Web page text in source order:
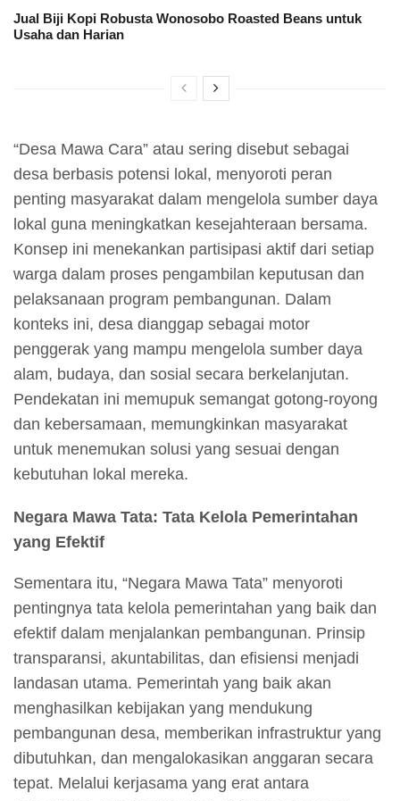
Jual Biji Kopi Robusta Wonosobo Roasted Beans untuk
Usaha dan Harian
“Desa Mawa Cara” atau sering disebut sebagai
desa berbasis potensi lokal, menyoroti peran
penting masyarakat dalam mengelola sumber daya
lokal guna meningkatkan kesejahteraan bersama.
Konsep ini menekankan partisipasi aktif dari setiap
warga dalam proses pengambilan keputusan dan
pelaksanaan program pembangunan. Dalam
konteks ini, desa dianggap sebagai motor
penggerak yang mampu mengelola sumber daya
alam, budaya, dan sosial secara berkelanjutan.
Pendekatan ini memupuk semangat gotong-royong
dan kebersamaan, memungkinkan masyarakat
untuk menemukan solusi yang sesuai dengan
kebutuhan lokal mereka.
Negara Mawa Tata: Tata Kelola Pemerintahan
yang Efektif
Sementara itu, “Negara Mawa Tata” menyoroti
pentingnya tata kelola pemerintahan yang baik dan
efektif dalam menjalankan pembangunan. Prinsip
transparansi, akuntabilitas, dan efisiensi menjadi
landasan utama. Pemerintah yang baik akan
menghasilkan kebijakan yang mendukung
pembangunan desa, memberikan infrastruktur yang
dibutuhkan, dan mengalokasikan anggaran secara
tepat. Melalui kerjasama yang erat antara